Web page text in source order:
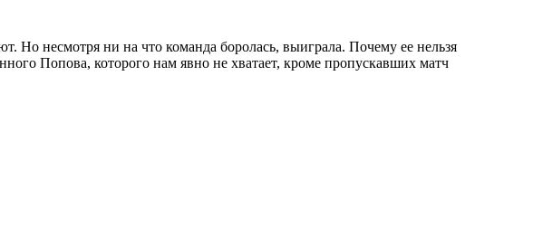
Но несмотря ни на что команда боролась, выиграла. Почему ее нельзя
Попова, которого нам явно не хватает, кроме пропускавших матч